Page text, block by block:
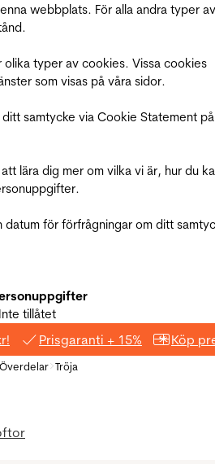
webbplats. För alla andra typer av
olika typer av cookies. Vissa cookies
som visas på våra sidor.
samtycke via Cookie Statement
lära dig mer om vilka vi är, hur du
datum för förfrågningar om ditt
Inte tillåtet
Prisgaranti + 15% Köp
>Överdelar >Tröja